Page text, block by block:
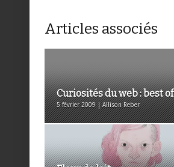
Articles associés
Curiosités du web : best of
5 février 2009 | Allison Reber